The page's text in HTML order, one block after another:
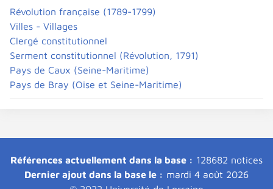
Révolution française (1789-1799)
Villes - Villages
Clergé constitutionnel
Serment constitutionnel (Révolution, 1791)
Pays de Caux (Seine-Maritime)
Pays de Bray (Oise et Seine-Maritime)
Références actuellement dans la base : 128682 notices
Dernier ajout dans la base le : mardi 4 août 2026